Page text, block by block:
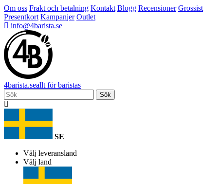
Om oss Frakt och betalning Kontakt Blogg Recensioner Grossist
Presentkort Kampanjer Outlet
info@4barista.se
4barista.seallt för baristas
Sök
SE
Välj leveransland
Välj land